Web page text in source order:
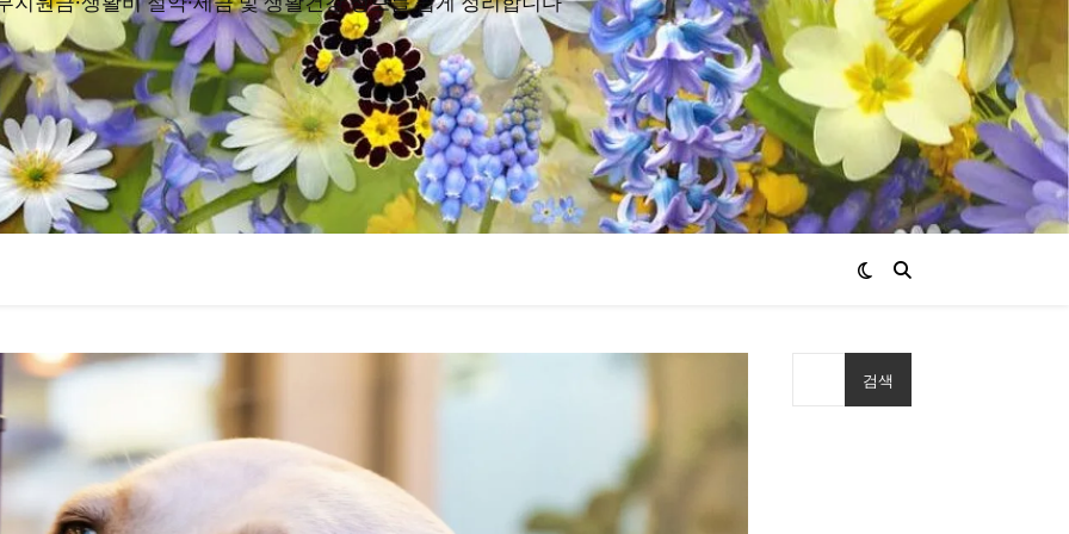
검색